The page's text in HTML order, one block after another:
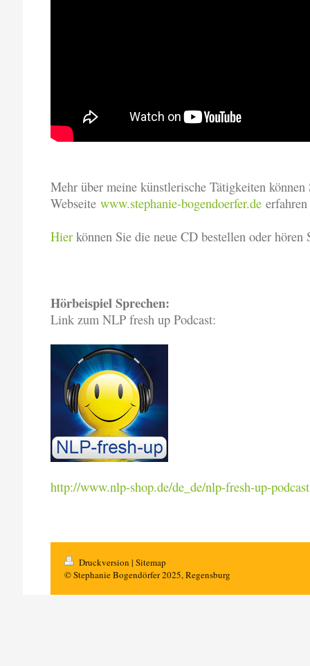
Mehr über meine künstlerische Tätigkeiten können
Webseite www.stephanie-bogendoerfer.de
Hierkönnen Sie die neue CD bestellen oder
Hörbeispiel Sprechen:
Link zum NLP fresh up Podcast:
http://www.nlp-shop.de/de_de/nlp-fresh-up-
Druckversion | Sitemap
© Stephanie Bogendörfer 2025, Regensburg